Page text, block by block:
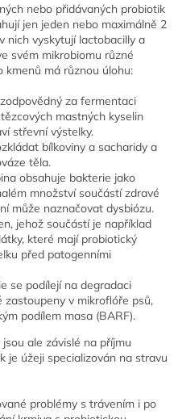
nebo přidávaných probiotik
jen jeden nebo maximálně 2
nich vyskytují lactobacilly a
svém mikrobiomu různé
kmenů má různou úlohu:
za fermentaci
mastných kyselin
střevní výstelky.
bílkoviny a sacharidy a
těla.
obsahuje bakterie jako
množství součástí zdravé
může naznačovat dysbiózu.
jehož součástí je například
které mají probiotický
před patogenními
se podílejí na degradaci
zastoupeny v mikroflóře psů,
podílem masa (BARF).
ale závislé na příjmu
je úžeji specializován na stravu
problémy s trávením i po